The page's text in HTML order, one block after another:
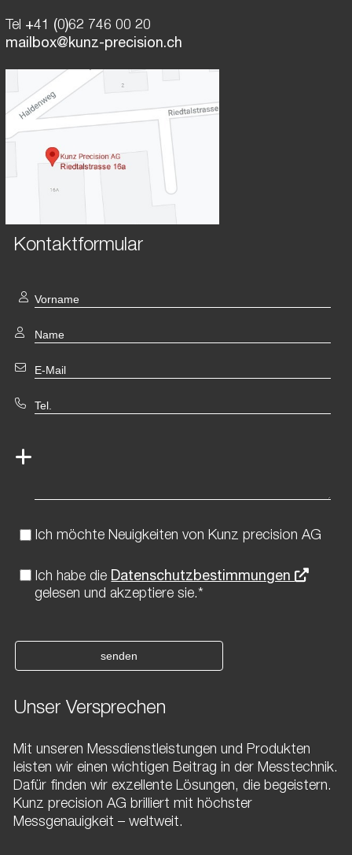
Tel +41 (0)62 746 00 20
mailbox@kunz-precision.ch
Kontaktformular
Ich möchte Neuigkeiten von Kunz precision AG
Ich habe die Datenschutzbestimmungen
gelesen und akzeptiere sie.*
senden
Unser Versprechen
Mit unseren Messdienstleistungen und Produkten
leisten wir einen wichtigen Beitrag in der Messtechnik.
Dafür finden wir exzellente Lösungen, die begeistern.
Kunz precision AG brilliert mit höchster
Messgenauigkeit – weltweit.